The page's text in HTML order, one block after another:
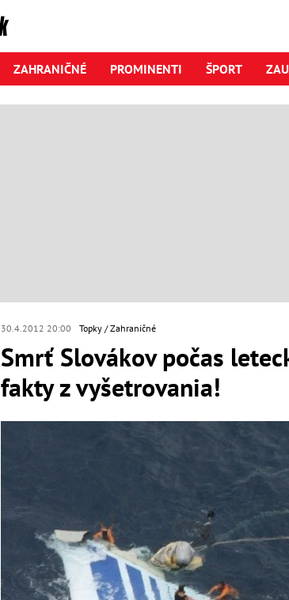
ZAHRANIČNÉ PROMINENTI ŠPORT
30.4.2012 20:00 Topky Zahraničné
Smrť Slovákov počas
fakty z vyšetrovania!